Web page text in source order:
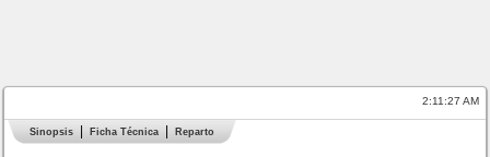
2:11:27 AM
Sinopsis Ficha Técnica Reparto